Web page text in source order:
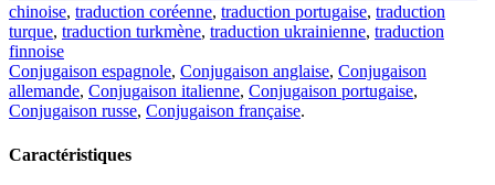
chinoise, traduction coréenne, traduction portugaise, traduction
turque, traduction turkmène, traduction ukrainienne, traduction
finnoise
Conjugaison espagnole, Conjugaison anglaise, Conjugaison
allemande, Conjugaison italienne, Conjugaison portugaise,
Conjugaison russe, Conjugaison française.
Caractéristiques